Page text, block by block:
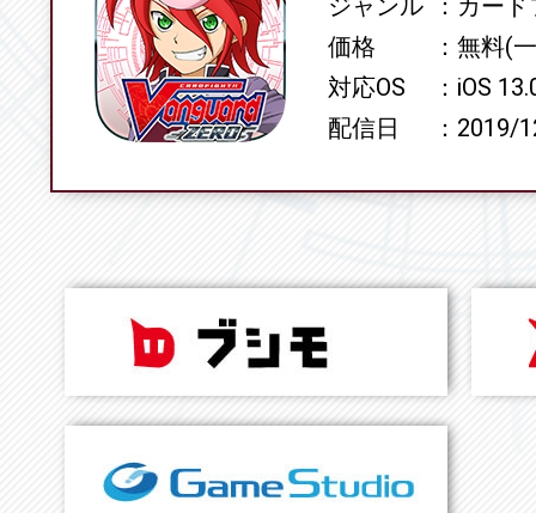
ジャンル
カード
価格
無料(
対応OS
iOS
配信日
2019/